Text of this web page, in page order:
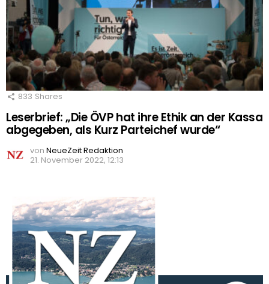
833 Shares
Leserbrief: „Die ÖVP hat ihre Ethik an der Kassa
abgegeben, als Kurz Parteichef wurde“
von NeueZeit Redaktion
21. November 2022, 12:13